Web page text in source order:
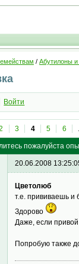
/ Абутилоны и
Войти
3 4 5 6
пожалуйста
20.06.2008
Цветолюб
т.е. прививаешь и
Здорово
Даже, если
Попробую также